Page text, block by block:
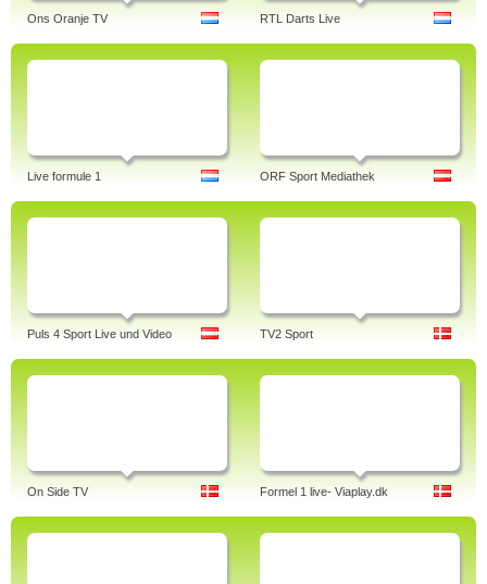
Ons Oranje TV RTL Darts Live
Live formule 1 ORF Sport Mediathek
Puls 4 Sport Live und Video TV2 Sport
On Side TV Formel 1 live- Viaplay.dk